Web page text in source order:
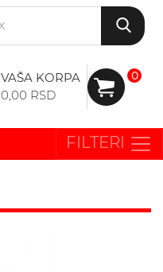
VAŠA KORPA
0,00 RSD
0
FILTERI